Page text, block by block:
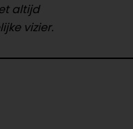
altijd
vizier.